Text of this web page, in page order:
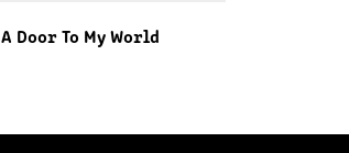
A Door To My World